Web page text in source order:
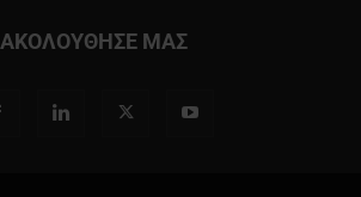
ΑΚΟΛΟΥΘΗΣΕ ΜΑΣ